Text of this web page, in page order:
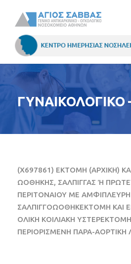
ΓΥΝΑΙΚΟΛΟΓΙΚΟ
(X697861) ΕΚΤΟΜΗ (ΑΡΧΙΚΗ)
ΩΟΘΗΚΗΣ, ΣΑΛΠΙΓΓΑΣ Ή
ΠΕΡΙΤΟΝΑΙΟΥ ΜΕ ΑΜΦΙΠΛΕΥΡΗ
ΣΑΛΠΙΓΓΟΩΟΘΗΚΕΚΤΟΜΗ ΚΑΙ
ΟΛΙΚΗ ΚΟΙΛΙΑΚΗ
ΠΕΡΙΟΡΙΣΜΕΝΗ ΠΑΡΑ-